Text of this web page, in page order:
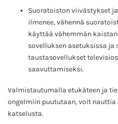
Suoratoiston viivästykset
ilmenee, vähennä
käyttää vähemmän
sovelluksen asetuksissa ja
taustasovellukset
saavuttamiseksi.
Valmistautumalla etukäteen ja
ongelmiin puututaan, voit nauttia
katselusta.